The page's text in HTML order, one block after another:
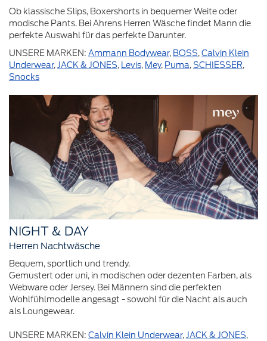
Ob klassische Slips, Boxershorts in bequemer Weite oder
modische Pants. Bei Ahrens Herren Wäsche findet Mann die
perfekte Auswahl für das perfekte Darunter.
UNSERE MARKEN: Ammann Bodywear, BOSS,Calvin Klein
Underwear,JACK & JONES, Levis, Mey, Puma,SCHIESSER,
Snocks
NIGHT & DAY
Herren Nachtwäsche
Bequem, sportlich und trendy.
Gemustert oder uni, in modischen oder dezenten Farben, als
Webware oder Jersey. Bei Männern sind die perfekten
Wohlfühlmodelle angesagt - sowohl für die Nacht als auch
als Loungewear.
UNSERE MARKEN: Calvin Klein Underwear,JACK & JONES,